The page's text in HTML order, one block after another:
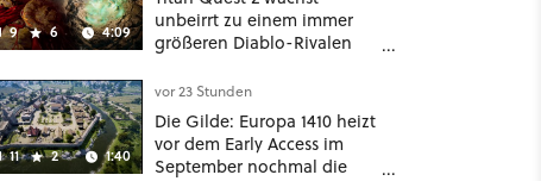
9 6 4:09
unbeirrt zu einem immer
größeren Diablo-Rivalen
sogar eine richtige
Beschwörer-Klasse
11 2 1:40
vor 23 Stunden
Die Gilde: Europa 1410 heizt
vor dem Early Access im
September nochmal die